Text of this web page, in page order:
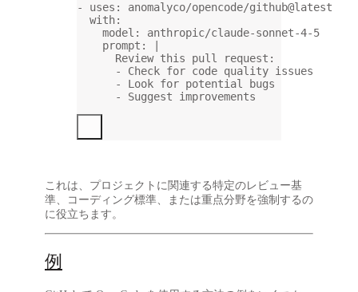
- uses : anomalyco/opencode/github@latest
with:
model : anthropic/claude-sonnet-4-5
prompt :
Review this pull request:
- Check for code quality issues
- Look for potential bugs
- Suggest improvements
これは、プロジェクトに関連する特定のレビュー基
準、コーディング標準、または重点分野を強制するの
に役立ちます。
例